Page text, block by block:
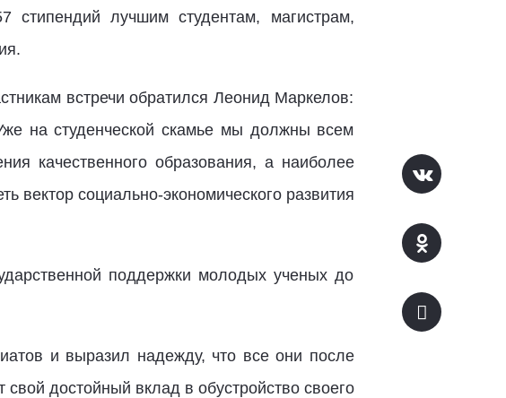
лучшим студентам, магистрам,
встречи обратился Леонид Маркелов:
на студенческой скамье мы должны всем
качественного образования, а наиболее
вектор социально-экономического развития
поддержки молодых ученых до
и выразил надежду, что все они после
свой достойный вклад в обустройство своего